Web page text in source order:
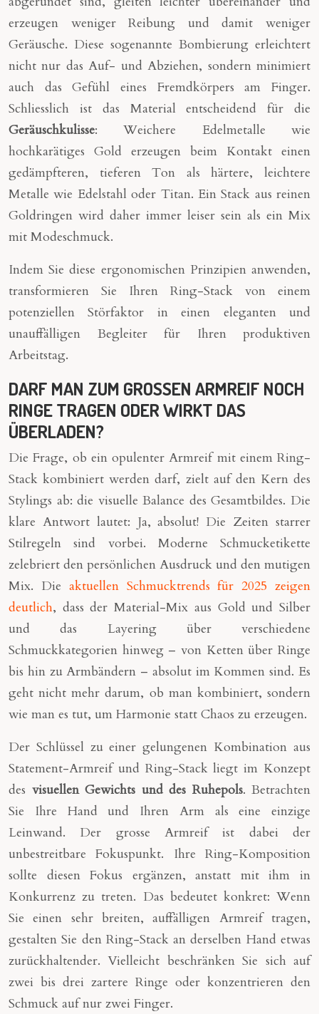
erzeugen weniger Reibung und damit weniger
Geräusche. Diese sogenannte Bombierung erleichtert
nicht nur das Auf- und Abziehen, sondern minimiert
auch das Gefühl eines Fremdkörpers am Finger.
Schliesslich ist das Material entscheidend für die
Geräuschkulisse: Weichere Edelmetalle wie
hochkarätiges Gold erzeugen beim Kontakt einen
gedämpfteren, tieferen Ton als härtere, leichtere
Metalle wie Edelstahl oder Titan. Ein Stack aus reinen
Goldringen wird daher immer leiser sein als ein Mix
mit Modeschmuck.
Indem Sie diese ergonomischen Prinzipien anwenden,
transformieren Sie Ihren Ring-Stack von einem
potenziellen Störfaktor in einen eleganten und
unauffälligen Begleiter für Ihren produktiven
Arbeitstag.
DARF MAN ZUM GROSSEN ARMREIF NOCH
RINGE TRAGEN ODER WIRKT DAS
ÜBERLADEN?
Die Frage, ob ein opulenter Armreif mit einem Ring-
Stack kombiniert werden darf, zielt auf den Kern des
Stylings ab: die visuelle Balance des Gesamtbildes. Die
klare Antwort lautet: Ja, absolut! Die Zeiten starrer
Stilregeln sind vorbei. Moderne Schmucketikette
zelebriert den persönlichen Ausdruck und den mutigen
Mix. Die aktuellen Schmucktrends für 2025 zeigen
deutlich, dass der Material-Mix aus Gold und Silber
und das Layering über verschiedene
Schmuckkategorien hinweg – von Ketten über Ringe
bis hin zu Armbändern – absolut im Kommen sind. Es
geht nicht mehr darum, ob man kombiniert, sondern
wie man es tut, um Harmonie statt Chaos zu erzeugen.
Der Schlüssel zu einer gelungenen Kombination aus
Statement-Armreif und Ring-Stack liegt im Konzept
des visuellen Gewichts und des Ruhepols. Betrachten
Sie Ihre Hand und Ihren Arm als eine einzige
Leinwand. Der grosse Armreif ist dabei der
unbestreitbare Fokuspunkt. Ihre Ring-Komposition
sollte diesen Fokus ergänzen, anstatt mit ihm in
Konkurrenz zu treten. Das bedeutet konkret: Wenn
Sie einen sehr breiten, auffälligen Armreif tragen,
gestalten Sie den Ring-Stack an derselben Hand etwas
zurückhaltender. Vielleicht beschränken Sie sich auf
zwei bis drei zartere Ringe oder konzentrieren den
Schmuck auf nur zwei Finger.